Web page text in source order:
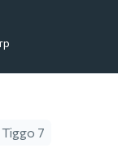
Tiggo 7